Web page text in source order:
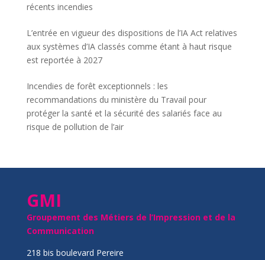
récents incendies
L’entrée en vigueur des dispositions de l’IA Act relatives
aux systèmes d’IA classés comme étant à haut risque
est reportée à 2027
Incendies de forêt exceptionnels : les
recommandations du ministère du Travail pour
protéger la santé et la sécurité des salariés face au
risque de pollution de l’air
GMI
Groupement des Métiers de l’Impression et de la
Communication
218 bis boulevard Pereire